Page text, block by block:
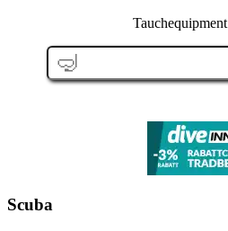
Scuba